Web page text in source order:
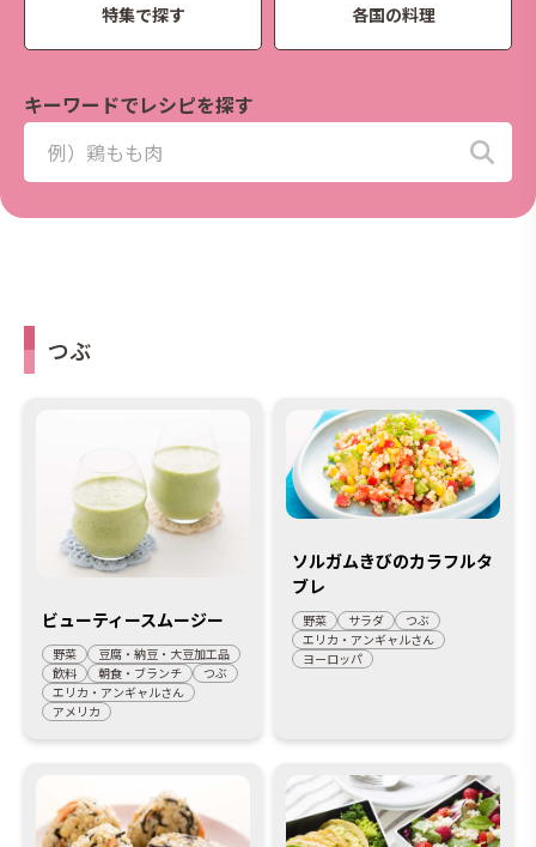
特集で探す 各国の料理
キーワードでレシピを探す
つぶ
ビューティースムージー
野菜
豆腐・納豆・大豆加工品
飲料
朝食・ブランチ
つぶ
エリカ・アンギャルさん
アメリカ
ソルガムきびのカラフルタ
ブレ
野菜 サラダ
つぶ
エリカ・アンギャルさん
ヨーロッパ